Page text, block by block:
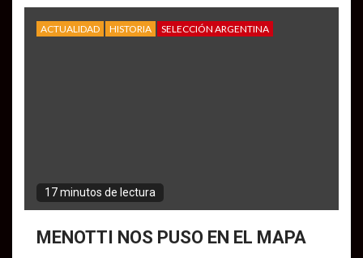
ACTUALIDAD HISTORIA SELECCIÓN ARGENTINA
17 minutos de lectura
MENOTTI NOS PUSO EN EL MAPA